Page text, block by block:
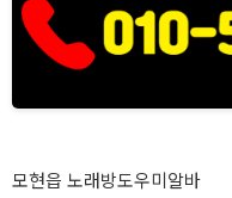
모현읍 노래방도우미알바